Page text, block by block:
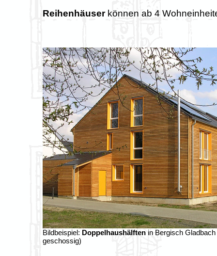
Reihenhäuserkönnen ab 4
Bildbeispiel: Doppelhaushälften in Bergisch
geschossig)